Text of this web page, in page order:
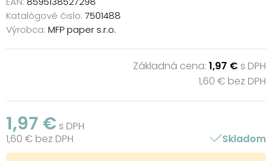
Katalógové čislo: 7501488
Výrobca: MFP paper s.r.o.
Základná cena: 1,97 € s DPH
1,60 € bez DPH
1,97 € s DPH
1,60 € bez DPH
Skladom